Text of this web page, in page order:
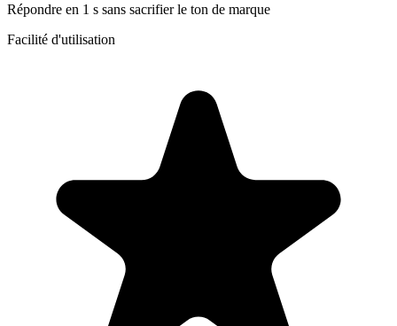
Répondre en 1 s sans sacrifier le ton de marque
Facilité d'utilisation